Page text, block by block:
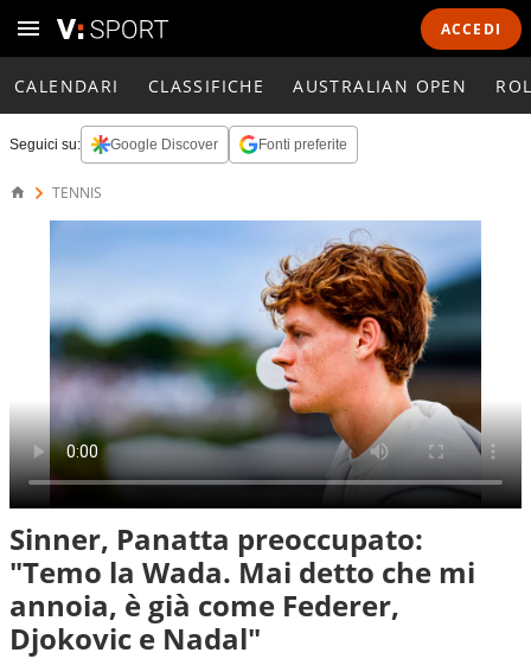
ACCEDI
CALENDARI CLASSIFICHE AUSTRALIAN OPEN
Seguici su: Google Discover Fonti preferite
TENNIS
Sinner, Panatta preoccupato:
"Temo la Wada. Mai detto che mi
annoia, è già come Federer,
Djokovic e Nadal"